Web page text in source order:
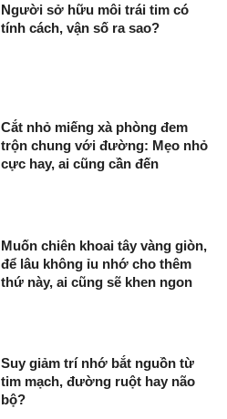
Người sở hữu môi trái tim có
tính cách, vận số ra sao?
Cắt nhỏ miếng xà phòng đem
trộn chung với đường: Mẹo nhỏ
cực hay, ai cũng cần đến
Muốn chiên khoai tây vàng giòn,
để lâu không ỉu nhớ cho thêm
thứ này, ai cũng sẽ khen ngon
Suy giảm trí nhớ bắt nguồn từ
tim mạch, đường ruột hay não
bộ?